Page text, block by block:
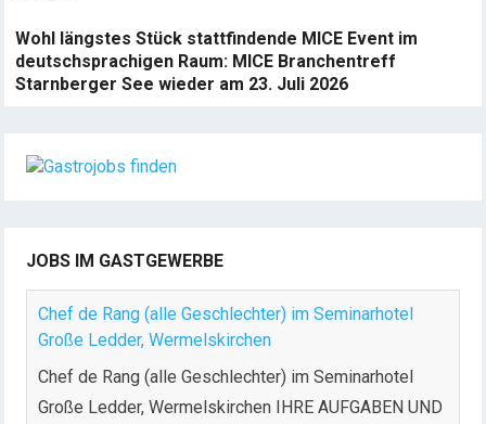
Wohl längstes Stück stattfindende MICE Event im
deutschsprachigen Raum: MICE Branchentreff
Starnberger See wieder am 23. Juli 2026
JOBS IM GASTGEWERBE
Chef de Rang (alle Geschlechter) im Seminarhotel
Große Ledder, Wermelskirchen
Chef de Rang (alle Geschlechter) im Seminarhotel
Große Ledder, Wermelskirchen IHRE AUFGABEN UND